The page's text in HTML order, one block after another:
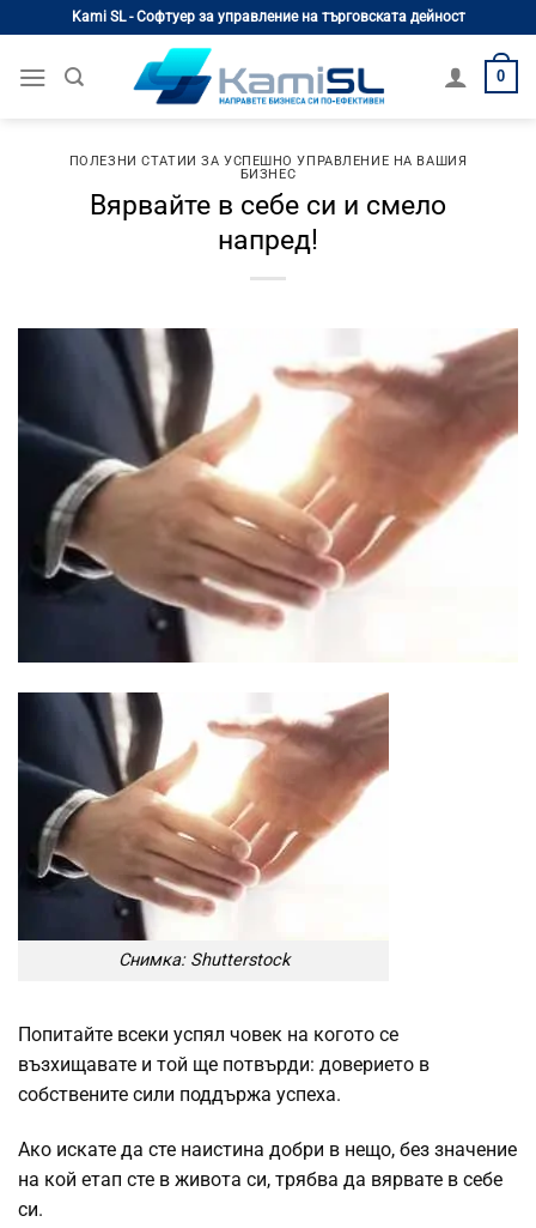
content
Kami SL - Софтуер за управление на търговската дейност
0
ПОЛЕЗНИ СТАТИИ ЗА УСПЕШНО УПРАВЛЕНИЕ НА ВАШИЯ
БИЗНЕС
Вярвайте в себе си и смело
напред!
Снимка: Shutterstock
Попитайте всеки успял човек на когото се
възхищавате и той ще потвърди: доверието в
собствените сили поддържа успеха.
Ако искате да сте наистина добри в нещо, без значение
на кой етап сте в живота си, трябва да вярвате в себе
си.